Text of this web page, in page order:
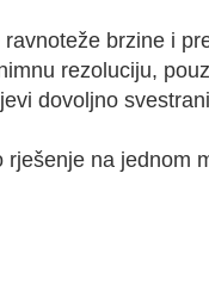
brzine i
rezoluciju,
dovoljno
na jednom